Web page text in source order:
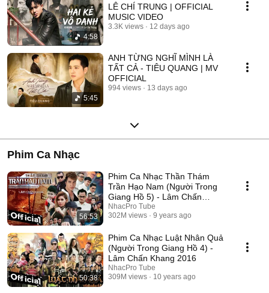
4:58
LÊ CHÍ TRUNG | OFFICIAL
MUSIC VIDEO
3.3K views 12 days ago
5:45
ANH TỪNG NGHĨ MÌNH LÀ
TẤT CẢ - TIÊU QUANG | MV
OFFICIAL
994 views 13 days ago
Phim Ca Nhạc
56:53
Phim Ca Nhạc Thần Thám
Trần Hạo Nam (Người Trong
Giang Hồ 5) - Lâm Chấn
Khang 2017
NhacPro Tube
302M views
9 years ago
50:38
Phim Ca Nhạc Luật Nhân Quả
(Người Trong Giang Hồ 4) -
Lâm Chấn Khang 2016
NhacPro Tube
309M views
10 years ago